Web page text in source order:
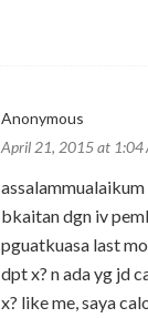
Anonymous
April 21, 2015 at 1:04
bkaitan dgn iv
pguatkuasa last
dpt x? n ada yg jd
x? like me, saya